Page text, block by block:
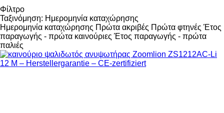
Φίλτρο
Ταξινόμηση: Ημερομηνία καταχώρησης
Ημερομηνία καταχώρησης Πρώτα ακριβές Πρώτα φτηνές Έτος
παραγωγής - πρώτα καινούριες Έτος παραγωγής - πρώτα
παλιές